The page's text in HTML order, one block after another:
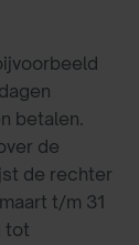
betalen.
de
de rechter
t/m 31
tot